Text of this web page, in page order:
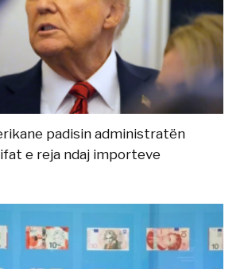
padisin administratën
e reja ndaj importeve